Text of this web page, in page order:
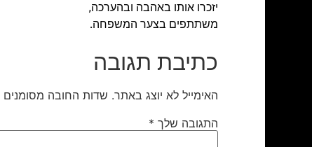
יזכרו אותו באהבה ובהערכה,
משתתפים בצער המשפחה.
כתיבת תגובה
האימייל לא יוצג באתר. שדות החובה מסומנים
התגובה שלך *